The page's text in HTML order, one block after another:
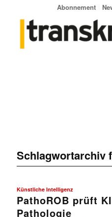
Abonnement
Schlagwortarchiv
Künstliche Intelligenz
PathoROB prüft
Pathologie